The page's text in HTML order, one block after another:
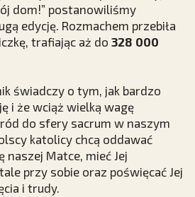
dom!” postanowiliśmy
edycję. Rozmachem przebiła
trafiając aż do 328 000
świadczy o tym, jak bardzo
i że wciąż wielką wagę
do sfery sacrum w naszym
katolicy chcą oddawać
naszej Matce, mieć Jej
przy sobie oraz poświęcać Jej
i trudy.